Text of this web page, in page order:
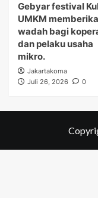
Gebyar festival
UMKM
wadah bagi
dan pelaku usaha
mikro.
Jakartakoma
Juli 26, 2026
0